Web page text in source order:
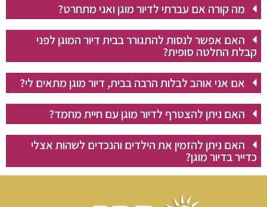
מה קורה אם עברתי לדיור מוגן ואני מתחרט?
האם אפשר לנסות להתגורר בבית דיור המוגן לפני
קבלת החלטה סופית?
אם אני אוהב לבלות הרבה בבית, דיור מוגן מתאים לי?
האם ניתן להצטרף לדיור מוגן עם חיית מחמד?
האם ניתן להזמין את הילדים והנכדים לשהות אצלי
כדייר בדיור מוגן?